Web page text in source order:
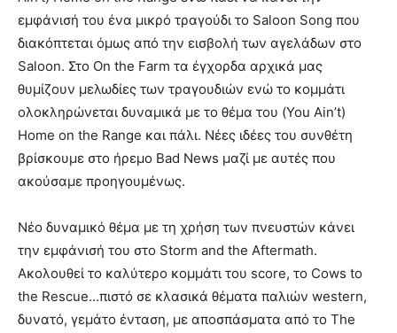
εμφάνισή του ένα μικρό τραγούδι το Saloon Song που
διακόπτεται όμως από την εισβολή των αγελάδων στο
Saloon. Στο On the Farm τα έγχορδα αρχικά μας
θυμίζουν μελωδίες των τραγουδιών ενώ το κομμάτι
ολοκληρώνεται δυναμικά με το θέμα του (You Ain’t)
Home on the Range και πάλι. Νέες ιδέες του συνθέτη
βρίσκουμε στο ήρεμο Bad News μαζί με αυτές που
ακούσαμε προηγουμένως.
Νέο δυναμικό θέμα με τη χρήση των πνευστών κάνει
την εμφάνισή του στο Storm and the Aftermath.
Ακολουθεί το καλύτερο κομμάτι του score, το Cows to
the Rescue…πιστό σε κλασικά θέματα παλιών western,
δυνατό, γεμάτο ένταση, με αποσπάσματα από το The